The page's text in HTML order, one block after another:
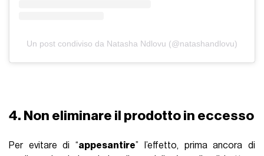
Un post condiviso da Natasha Ndlovu (@natashandlovu)
4. Non eliminare il prodotto in eccesso
Per evitare di “appesantire” l’effetto, prima ancora di